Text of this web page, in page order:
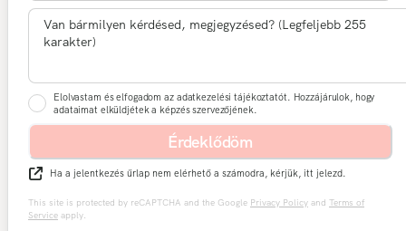
Elolvastam és elfogadom az adatkezelési tájékoztatót. Hozzájárulok, hogy
adataimat elküldjétek a képzés szervezőjének.
Érdeklődöm
Ha a jelentkezés űrlap nem elérhető a számodra, kérjük, itt jelezd.
This site is protected by reCAPTCHA and the Google Privacy Policy and Terms of
Service apply.